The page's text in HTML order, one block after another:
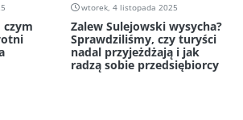
czym
wtorek, 4 listopada 2025
Zalew Sulejowski wysycha?
Sprawdziliśmy, czy turyści
nadal przyjeżdżają i jak
radzą sobie przedsiębiorcy